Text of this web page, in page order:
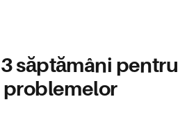
săptămâni pentru